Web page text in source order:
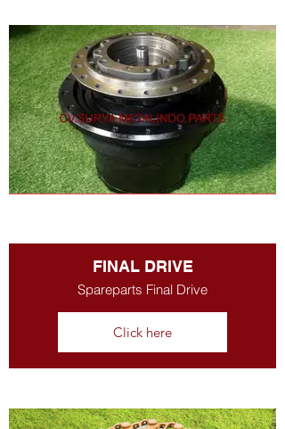
FINAL DRIVE
Spareparts Final Drive
Click here